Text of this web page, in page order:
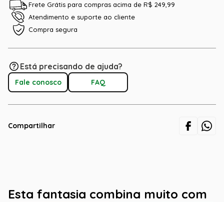
Frete Grátis para compras acima de R$ 249,99
Atendimento e suporte ao cliente
Compra segura
Está precisando de ajuda?
Fale conosco FAQ
Compartilhar
Esta fantasia combina muito com